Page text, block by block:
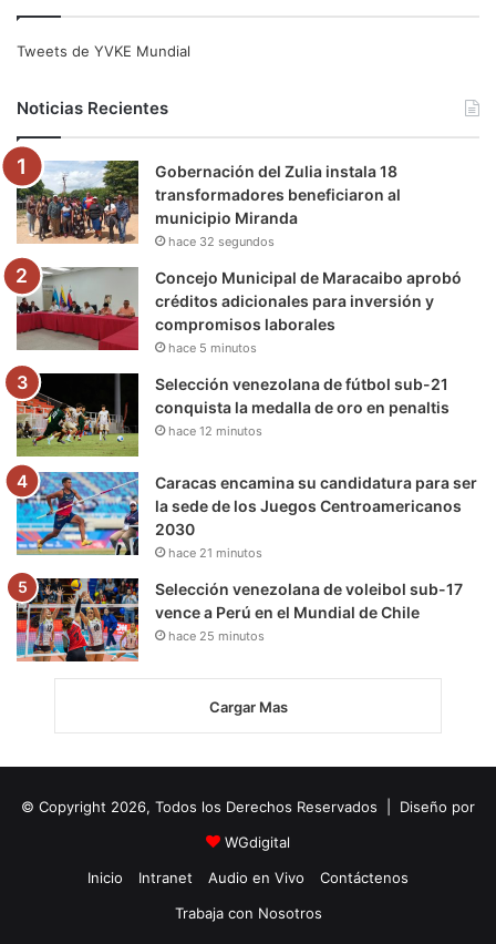
e
o
o
t
e
r
b
e
g
r
a
m
r
a
k
Tweets de YVKE Mundial
Noticias Recientes
Gobernación del Zulia instala 18
transformadores beneficiaron al
municipio Miranda
hace 32 segundos
Concejo Municipal de Maracaibo aprobó
créditos adicionales para inversión y
compromisos laborales
hace 5 minutos
Selección venezolana de fútbol sub-21
conquista la medalla de oro en penaltis
hace 12 minutos
Caracas encamina su candidatura para ser
la sede de los Juegos Centroamericanos
2030
hace 21 minutos
Selección venezolana de voleibol sub-17
vence a Perú en el Mundial de Chile
hace 25 minutos
Cargar Mas
© Copyright 2026, Todos los Derechos Reservados | Diseño por
WGdigital
Inicio
Intranet Audio en Vivo
Contáctenos
Trabaja con Nosotros